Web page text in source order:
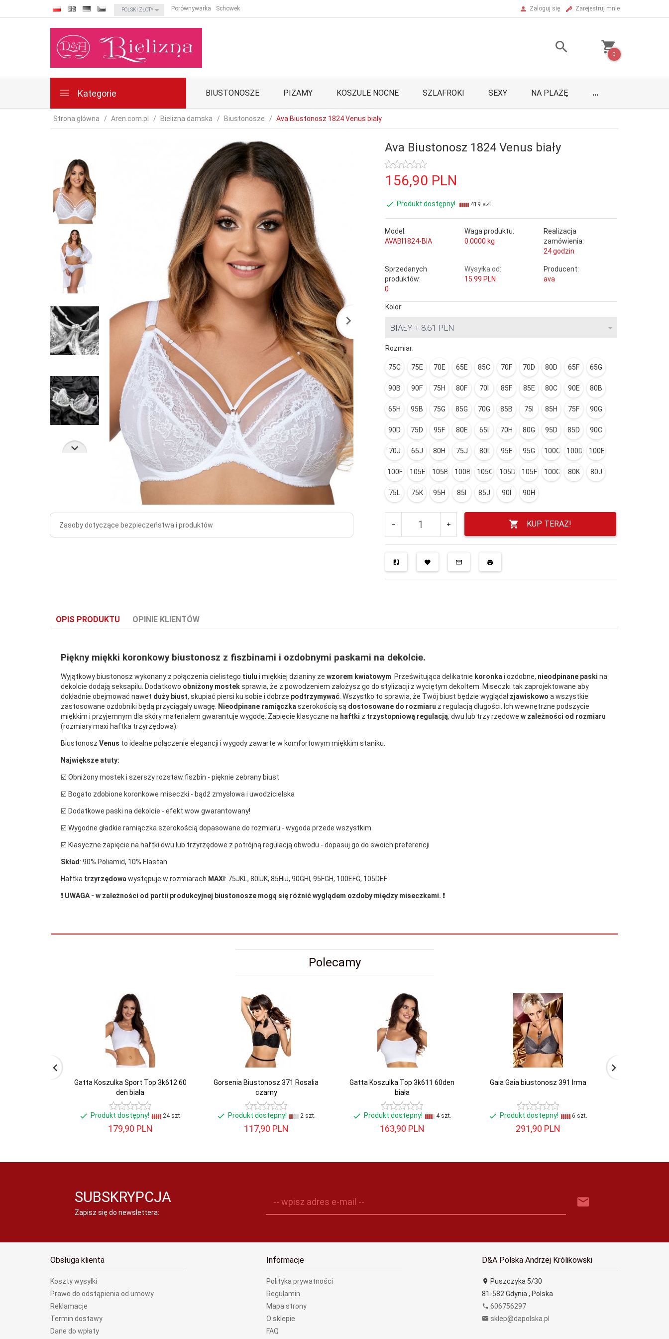
currency_h
POLSKI ZŁOTY Porównywarka Schowek Zaloguj się Zarejestruj mnie
0
Kategorie BIUSTONOSZE PIŻAMY KOSZULE NOCNE SZLAFROKI SEXY NA PLAŻĘ ...
Strona główna Aren.com.pl Bielizna damska Biustonosze Ava Biustonosz 1824 Venus biały
Zasoby dotyczące bezpieczeństwa i produktów
Ava Biustonosz 1824 Venus biały
156,90 PLN
Produkt dostępny! 419 szt.
Model:
AVABI1824-BIA
Waga produktu:
0.0000 kg
Realizacja
zamówienia:
24 godzin
Sprzedanych
produktów:
0
Wysyłka od:
15.99 PLN
Producent:
ava
Kolor:
BIAŁY + 8.61 PLN
Rozmiar:
75C 75E 70E 65E 85C 70F 70D 80D 65F 65G
90B 90F 75H 80F 70I 85F 85E 80C 90E 80B
65H 95B 75G 85G 70G 85B 75I 85H 75F 90G
90D 75D 95F 80E 65I 70H 80G 95D 85D 90C
70J 65J 80H 75J 80I 95E 95G 100C 100D 100E
100F 105E 105B 100B 105C 105D 105F 100G 80K 80J
75L 75K 95H 85I 85J 90I 90H
KUP TERAZ!
OPIS PRODUKTU OPINIE KLIENTÓW
Piękny miękki koronkowy biustonosz z fiszbinami i ozdobnymi paskami na dekolcie.
Wyjątkowy biustonosz wykonany z połączenia cielistego tiulu i miękkiej dzianiny ze wzorem kwiatowym . Prześwitująca delikatnie koronka i ozdobne, nieodpinane paski na
dekolcie dodają seksapilu. Dodatkowo obniżony mosteksprawia, że z powodzeniem założysz go do stylizacji z wyciętym dekoltem. Miseczki tak zaprojektowane aby
dokładnie obejmować nawet duży biust, skupiać piersi ku sobie i dobrze podtrzymywać . Wszystko to sprawia, że Twój biust będzie wyglądał zjawiskowo a wszystkie
zastosowane ozdobniki będą przyciągały uwagę.
Nieodpinane ramiączka szerokością są dostosowane do rozmiaru z regulacją długości. Ich wewnętrzne podszycie
miękkim i przyjemnym dla skóry materiałem gwarantuje wygodę. Zapięcie klasyczne na haftki z trzystopniową regulacją, dwu lub trzy rzędowe w zależności od rozmiaru
(rozmiary maxi haftka trzyrzędowa).
Biustonosz Venus to idealne połączenie elegancji i wygody zawarte w komfortowym miękkim staniku.
Największe atuty:
☑️ Obniżony mostek i szerszy rozstaw fiszbin - pięknie zebrany biust
☑️ Bogato zdobione koronkowe miseczki - bądź zmysłowa i uwodzicielska
☑️ Dodatkowe paski na dekolcie - efekt wow gwarantowany!
☑️ Wygodne gładkie ramiączka szerokością dopasowane do rozmiaru - wygoda przede wszystkim
☑️ Klasyczne zapięcie na haftki dwu lub trzyrzędowe z potrójną regulacją obwodu - dopasuj go do swoich preferencji
Skład : 90% Poliamid, 10% Elastan
Haftka trzyrzędowa występuje w rozmiarach MAXI : 75JKL, 80IJK, 85HIJ, 90GHI, 95FGH, 100EFG, 105DEF
❗️ UWAGA - w zależności od partii produkcyjnej biustonosze mogą się różnić wyglądem ozdoby między miseczkami. ❗️
Polecamy
Gatta Koszulka Sport Top 3k612 60
den biała
Produkt dostępny! 24 szt.
179,90 PLN
Gorsenia Biustonosz 371 Rosalia
czarny
Produkt dostępny! 2 szt.
117,90 PLN
Gatta Koszulka Top 3k611 60den
biała
Produkt dostępny! 4 szt.
163,90 PLN
Gaia Gaia biustonosz 391 Irma
Produkt dostępny! 6 szt.
291,90 PLN
SUBSKRYPCJA
Zapisz się do newslettera:
-- wpisz adres e-mail --
Obsługa klienta
Koszty wysyłki
Prawo do odstąpienia od umowy
Reklamacje
Termin dostawy
Dane do wpłaty
Informacje
Polityka prywatności
Regulamin
Mapa strony
O sklepie
FAQ
D&A Polska Andrzej Królikowski
Puszczyka 5/30
81-582 Gdynia , Polska
606756297
sklep@dapolska.pl